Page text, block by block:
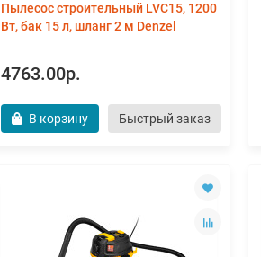
Пылесос строительный LVC15, 1200
Вт, бак 15 л, шланг 2 м Denzel
4763.00р.
В корзину Быстрый заказ